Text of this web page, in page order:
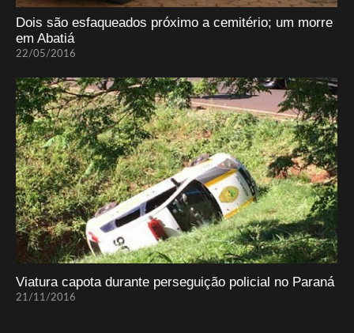
Dois são esfaqueados próximo a cemitério; um morre
em Abatiá
22/05/2016
Viatura capota durante perseguição policial no Paraná
21/11/2016